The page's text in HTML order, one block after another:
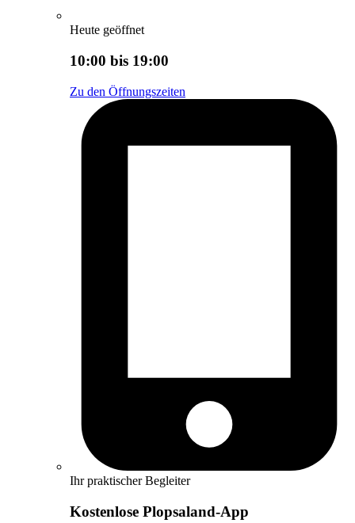
Heute geöffnet
10:00 bis 19:00
Zu den Öffnungszeiten
Ihr praktischer Begleiter
Kostenlose Plopsaland-App